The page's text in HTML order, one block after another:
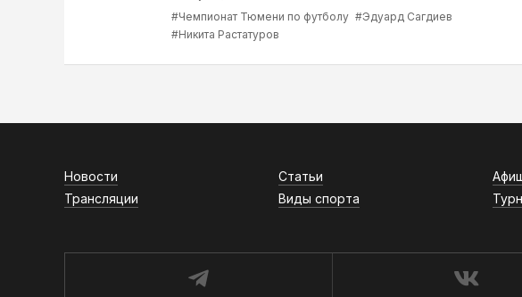
#Чемпионат Тюмени по футболу #Эдуард Сагдиев
#Никита Растатуров
Новости Статьи
Трансляции
Виды спорта